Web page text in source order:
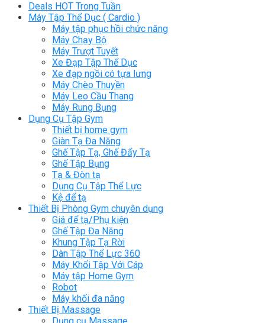
Deals HOT Trong Tuần
Máy Tập Thể Dục ( Cardio )
Máy tập phục hồi chức năng
Máy Chạy Bộ
Máy Trượt Tuyết
Xe Đạp Tập Thể Dục
Xe đạp ngồi có tựa lưng
Máy Chèo Thuyền
Máy Leo Cầu Thang
Máy Rung Bụng
Dụng Cụ Tập Gym
Thiết bị home gym
Giàn Tạ Đa Năng
Ghế Tập Tạ, Ghế Đẩy Tạ
Ghế Tập Bụng
Tạ & Đòn tạ
Dụng Cụ Tập Thể Lực
Kệ để tạ
Thiết Bị Phòng Gym chuyên dụng
Giá để tạ/Phụ kiện
Ghế Tập Đa Năng
Khung Tập Tạ Rời
Dàn Tập Thể Lực 360
Máy Khối Tập Với Cáp
Máy tập Home Gym
Robot
Máy khối đa năng
Thiết Bị Massage